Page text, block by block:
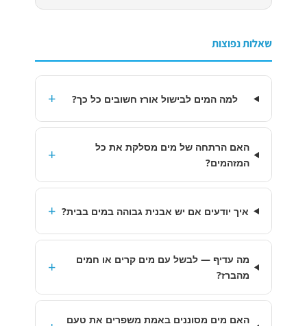
שאלות נפוצות
למה המים לבישול אורז חשובים כל כך? +
האם הרתחה של מים מסלקת את כל
המזהמים?
+
איך יודעים אם יש אבנית גבוהה במים בבית? +
מה עדיף — לבשל עם מים קרים או חמים
מהברז?
+
האם מים מסוננים באמת משפרים את טעם